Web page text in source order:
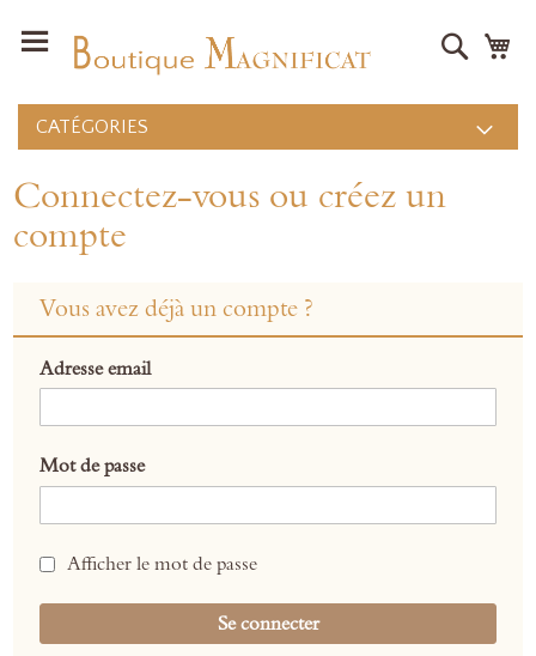
CATÉGORIES
Connectez-vous ou créez un
compte
Vous avez déjà un compte ?
Adresse email
Mot de passe
Afficher le mot de passe
Se connecter